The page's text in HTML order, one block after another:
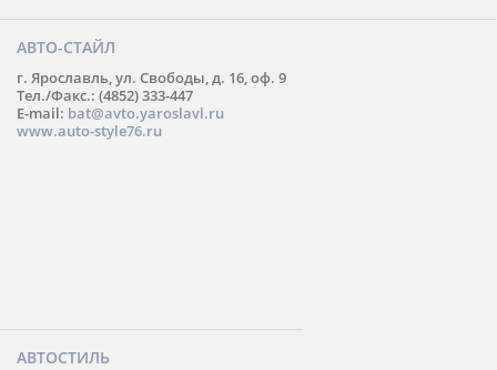
АВТО-СТАЙЛ
г. Ярославль, ул. Свободы, д. 16, оф. 9
Тел./Факс.: (4852) 333-447
E-mail: bat@avto.yaroslavl.ru
www.auto-style76.ru
АВТОСТИЛЬ